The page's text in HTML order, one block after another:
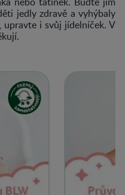
jedly zdravě a vyhýbaly
i svůj jídelníček. V